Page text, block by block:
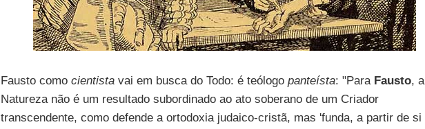
Fausto como cientistavai em busca do Todo: é teólogo panteísta: "Para Fausto, a
Natureza não é um resultado subordinado ao ato soberano de um Criador
transcendente, como defende a ortodoxia judaico-cristã, mas 'funda, a partir de si